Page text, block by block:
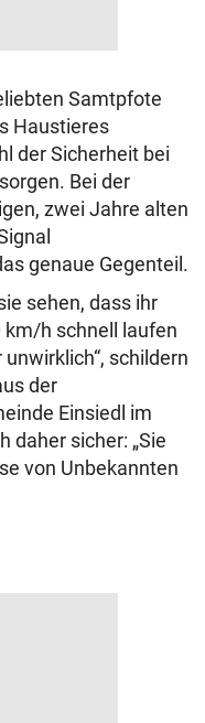
Samtpfote
Haustieres
der Sicherheit bei
Bei der
zwei Jahre alten
genaue Gegenteil.
sehen, dass ihr
km/h schnell laufen
schildern
der
Einsiedl im
daher sicher: „Sie
von Unbekannten